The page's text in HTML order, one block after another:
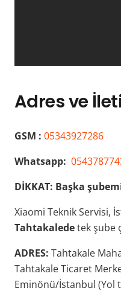
Adres ve
GSM : 05343927286
Whatsapp:
DİKKAT: Başka
Xiaomi Teknik Servisi,
Tahtakaledetek şube
ADRES: Tahtakale
Tahtakale Ticaret
Eminönü/İstanbul (Yol